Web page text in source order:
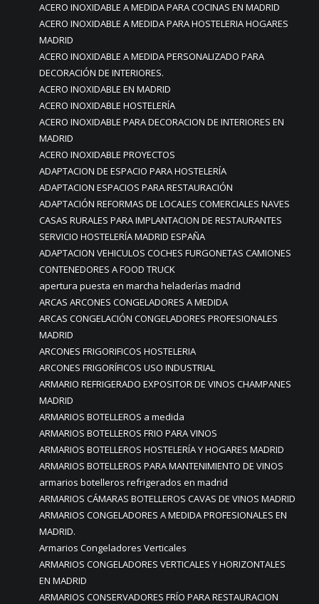
ACERO INOXIDABLE A MEDIDA PARA COCINAS EN MADRID
ACERO INOXIDABLE A MEDIDA PARA HOSTELERIA HOGARES
MADRID
ACERO INOXIDABLE A MEDIDA PERSONALIZADO PARA
DECORACIÓN DE INTERIORES.
ACERO INOXIDABLE EN MADRID
ACERO INOXIDABLE HOSTELERÍA
ACERO INOXIDABLE PARA DECORACION DE INTERIORES EN
MADRID
ACERO INOXIDABLE PROYECTOS
ADAPTACION DE ESPACIO PARA HOSTELERÍA
ADAPTACION ESPACIOS PARA RESTAURACIÓN
ADAPTACIÓN REFORMAS DE LOCALES COMERCIALES NAVES
CASAS RURALES PARA IMPLANTACION DE RESTAURANTES
SERVICIO HOSTELERÍA MADRID ESPAÑA
ADAPTACION VEHICULOS COCHES FURGONETAS CAMIONES
CONTENEDORES A FOOD TRUCK
apertura puesta en marcha heladerías madrid
ARCAS ARCONES CONGELADORES A MEDIDA
ARCAS CONGELACIÓN CONGELADORES PROFESIONALES
MADRID
ARCONES FRIGORIFICOS HOSTELERIA
ARCONES FRIGORÍFICOS USO INDUSTRIAL
ARMARIO REFRIGERADO EXPOSITOR DE VINOS CHAMPANES
MADRID
ARMARIOS BOTELLEROS a medida
ARMARIOS BOTELLEROS FRIO PARA VINOS
ARMARIOS BOTELLEROS HOSTELERÍA Y HOGARES MADRID
ARMARIOS BOTELLEROS PARA MANTENIMIENTO DE VINOS
armarios botelleros refrigerados en madrid
ARMARIOS CÁMARAS BOTELLEROS CAVAS DE VINOS MADRID
ARMARIOS CONGELADORES A MEDIDA PROFESIONALES EN
MADRID.
Armarios Congeladores Verticales
ARMARIOS CONGELADORES VERTICALES Y HORIZONTALES
EN MADRID
ARMARIOS CONSERVADORES FRÍO PARA RESTAURACION